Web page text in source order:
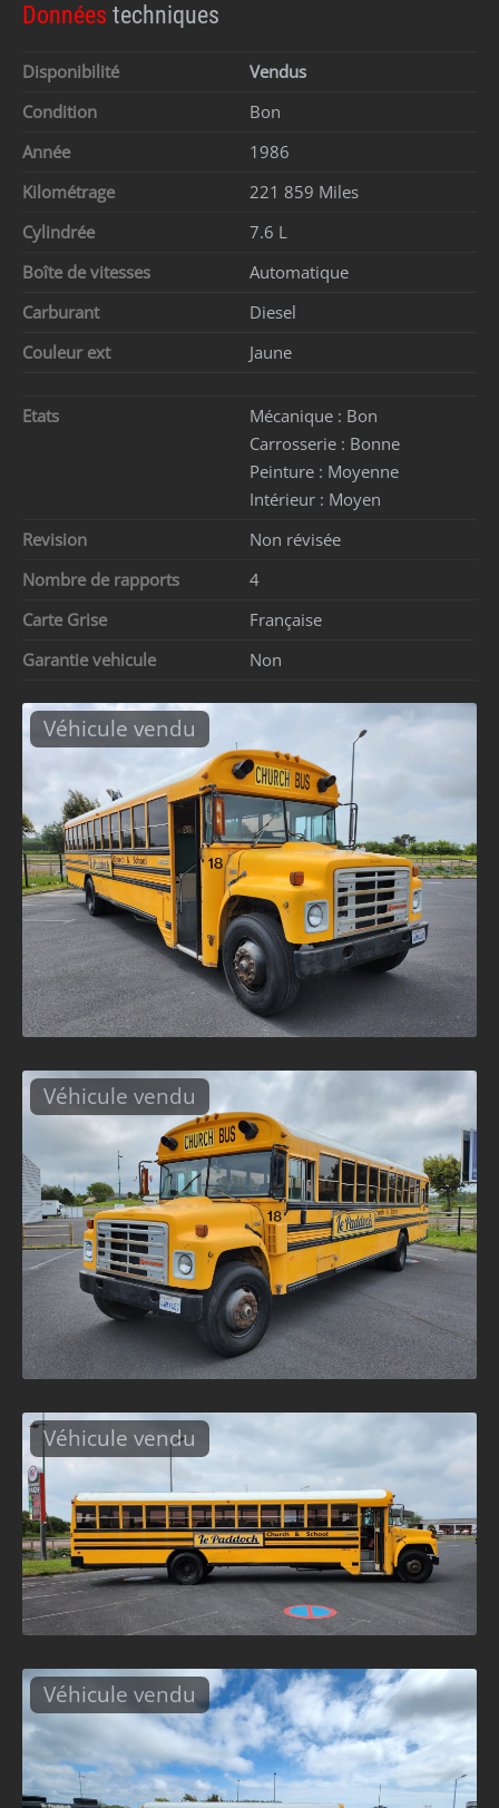
Données techniques
Disponibilité
Vendus
Condition
Bon
Année
1986
Kilométrage
221 859 Miles
Cylindrée
7.6 L
Boîte de vitesses
Automatique
Carburant
Diesel
Couleur ext
Jaune
Etats Mécanique : Bon
Carrosserie : Bonne
Peinture : Moyenne
Intérieur : Moyen
Revision
Non révisée
Nombre de rapports
4
Carte Grise
Française
Garantie vehicule
Non
Véhicule vendu
Véhicule vendu
Véhicule vendu
Véhicule vendu